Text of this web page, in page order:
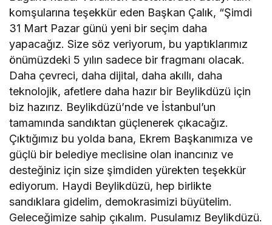
komşularına teşekkür eden Başkan Çalık, “Şimdi
31 Mart Pazar günü yeni bir seçim daha
yapacağız. Size söz veriyorum, bu yaptıklarımız
önümüzdeki 5 yılın sadece bir fragmanı olacak.
Daha çevreci, daha dijital, daha akıllı, daha
teknolojik, afetlere daha hazır bir Beylikdüzü için
biz hazırız. Beylikdüzü’nde ve İstanbul’un
tamamında sandıktan güçlenerek çıkacağız.
Çıktığımız bu yolda bana, Ekrem Başkanımıza ve
güçlü bir belediye meclisine olan inancınız ve
desteğiniz için size şimdiden yürekten teşekkür
ediyorum. Haydi Beylikdüzü, hep birlikte
sandıklara gidelim, demokrasimizi büyütelim.
Geleceğimize sahip çıkalım. Pusulamız Beylikdüzü.